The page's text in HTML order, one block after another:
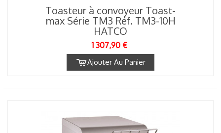
Toasteur à convoyeur Toast-
max Série TM3 Réf. TM3-10H
HATCO
1 307,90 €
Ajouter Au Panier